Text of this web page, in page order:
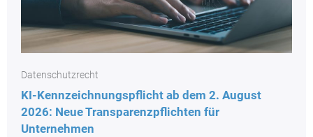
Datenschutzrecht
KI-Kennzeichnungspflicht ab dem 2. August
2026: Neue Transparenzpflichten für
Unternehmen